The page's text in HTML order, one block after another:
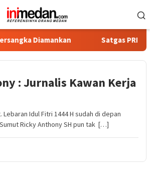
Satgas PRR Pacu
: Jurnalis Kawan Kerja
Idul Fitri 1444 H sudah di depan
Ricky Anthony SH pun tak […]